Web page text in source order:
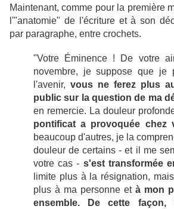
Maintenant, comme pour la première
l'"anatomie" de l'écriture et à son
par paragraphe, entre crochets.
"Votre Éminence ! De votre
novembre, je suppose que je
l'avenir, vous ne ferez plus
public sur la question de ma
en remercie. La douleur
pontificat a provoquée chez
beaucoup d'autres, je la
douleur de certains - et il me
votre cas - s'est transformée
limite plus à la résignation,
plus à ma personne et à mon
ensemble. De cette